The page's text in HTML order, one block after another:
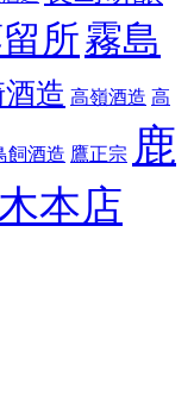
所霧島
造 高嶺酒造 高
飼酒造 鷹正宗 鹿
本店